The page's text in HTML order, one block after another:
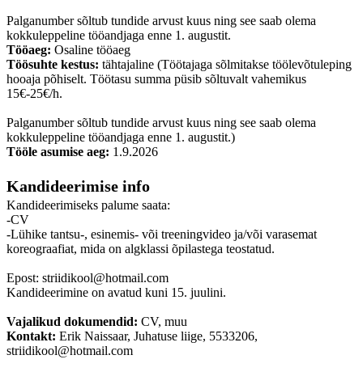
Palganumber sõltub tundide arvust kuus ning see saab olema
kokkuleppeline tööandjaga enne 1. augustit.
Tööaeg: Osaline tööaeg
Töösuhte kestus: tähtajaline (Töötajaga sõlmitakse töölevõtuleping
hooaja põhiselt. Töötasu summa püsib sõltuvalt vahemikus
15€-25€/h.
Palganumber sõltub tundide arvust kuus ning see saab olema
kokkuleppeline tööandjaga enne 1. augustit.)
Tööle asumise aeg: 1.9.2026
Kandideerimise info
Kandideerimiseks palume saata:
-CV
-Lühike tantsu-, esinemis- või treeningvideo ja/või varasemat
koreograafiat, mida on algklassi õpilastega teostatud.
Epost: striidikool@hotmail.com
Kandideerimine on avatud kuni 15. juulini.
Vajalikud dokumendid: CV, muu
Kontakt: Erik Naissaar, Juhatuse liige, 5533206,
striidikool@hotmail.com